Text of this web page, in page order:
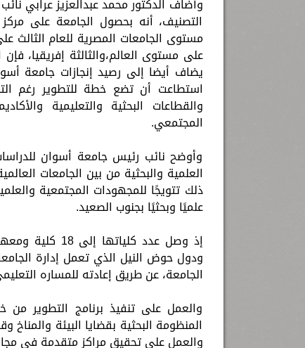
وأضاف الدكتور محمد عبدالعزيز عرابي
التصنيف، أنه بحصول الجامعة على
على مستوى العالم،والثالثة إفريقيا،
يضاف أيضا إلى رصيد إنجازات جامعة
استطاعت أن تضع خطة للتطوير رغم
والقطاعات البحثية والتعليمية
المجتمعي.
وأوضح نائب رئيس جامعة أسوان
العلمية والبحثية من بين الجامعات
ذلك تتويجًا للمجهودات المجتمعية
علميًا وبحثيًا بجنوب الصعيد.
إذ وصل عدد
ودول حوض النيل الذي تعمل إدارة
الجامعة، عن طريق إعادته للمساره
والعمل على تنفيذ برنامج التطوير
المنظومة البحثية بقضايا البيئة
والعمل على تحقيق مراكز متقدمة في